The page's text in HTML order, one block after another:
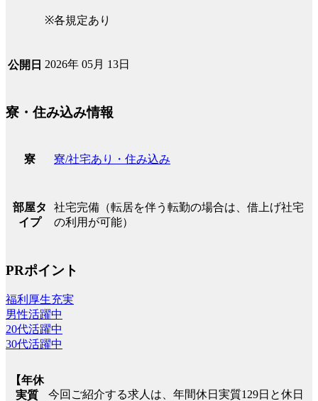
※各規定あり
公開日 2026年 05月 13日
寮・住み込み情報
寮 寮/社宅あり・住み込み
部屋タ
イプ
社宅完備（転居を伴う転勤の場合は、借上げ社宅
の利用が可能）
PRポイント
福利厚生充実
男性活躍中
20代活躍中
30代活躍中
【年休
実質
今回ご紹介する求人は、年間休日実質129日と休日